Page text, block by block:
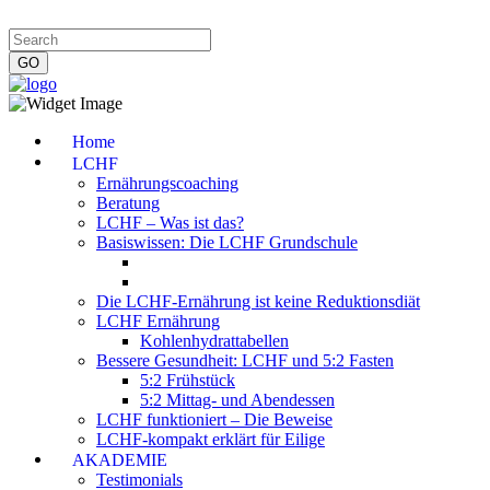
Home
LCHF
Ernährungscoaching
Beratung
LCHF – Was ist das?
Basiswissen: Die LCHF Grundschule
Die LCHF-Ernährung ist keine Reduktionsdiät
LCHF Ernährung
Kohlenhydrattabellen
Bessere Gesundheit: LCHF und 5:2 Fasten
5:2 Frühstück
5:2 Mittag- und Abendessen
LCHF funktioniert – Die Beweise
LCHF-kompakt erklärt für Eilige
AKADEMIE
Testimonials